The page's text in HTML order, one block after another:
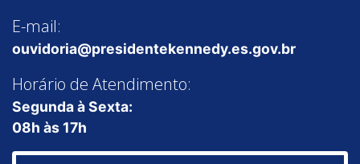
E-mail:
ouvidoria@presidentekennedy.es.gov.br
Horário de Atendimento:
Segunda à Sexta:
08h às 17h